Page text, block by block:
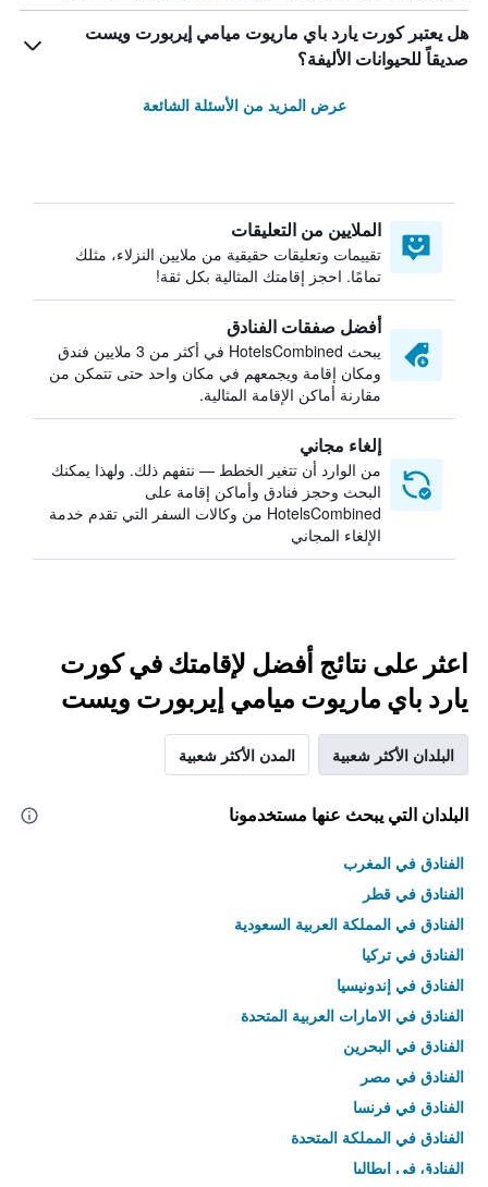
هل يعتبر كورت يارد باي ماريوت ميامي إيربورت ويست
صديقاً للحيوانات الأليفة؟
عرض المزيد من الأسئلة الشائعة
الملايين من التعليقات
تقييمات وتعليقات حقيقية من ملايين النزلاء، مثلك
تمامًا. احجز إقامتك المثالية بكل ثقة!
أفضل صفقات الفنادق
يبحث HotelsCombined في أكثر من 3 ملايين فندق
ومكان إقامة ويجمعهم في مكان واحد حتى تتمكن من
مقارنة أماكن الإقامة المثالية.
إلغاء مجاني
من الوارد أن تتغير الخطط — نتفهم ذلك. ولهذا يمكنك
البحث وحجز فنادق وأماكن إقامة على
HotelsCombined من وكالات السفر التي تقدم خدمة
الإلغاء المجاني
اعثر على نتائج أفضل لإقامتك في كورت
يارد باي ماريوت ميامي إيربورت ويست
البلدان الأكثر شعبية المدن الأكثر شعبية
البلدان التي يبحث عنها مستخدمونا
الفنادق في المغرب
الفنادق في قطر
الفنادق في المملكة العربية السعودية
الفنادق في تركيا
الفنادق في إندونيسيا
الفنادق في الامارات العربية المتحدة
الفنادق في البحرين
الفنادق في مصر
الفنادق في فرنسا
الفنادق في المملكة المتحدة
الفنادق في إيطاليا